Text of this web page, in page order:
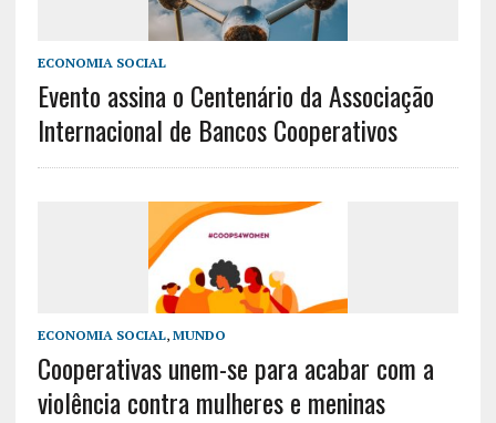
ECONOMIA SOCIAL
Evento assina o Centenário da Associação
Internacional de Bancos Cooperativos
ECONOMIA SOCIAL, MUNDO
Cooperativas unem-se para acabar com a
violência contra mulheres e meninas